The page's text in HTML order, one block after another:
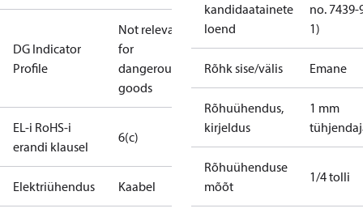
DG Indicator
Profile
Not relevant
for
dangerous
goods
EL-i RoHS-i
erandi klausel
6(c)
Elektriühendus Kaabel
kandidaatainete
loend
no. 7439-
1)
Rõhk sise/välis Emane
Rõhuühendus,
kirjeldus
1 mm
Rõhuühenduse
mõõt
1/4 tolli